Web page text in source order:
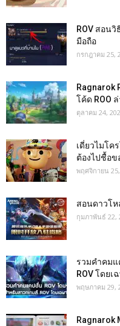
ROV สอน
มือถือ
กรกฎาคม 25,
Ragnarok
โค้ด ROO
ตุลาคม 24,
เดี่ยวไมโค
ต้องไปชื้อ
พฤศจิกายน
สอนดาวโห
กุมภาพันธ์ 22,
รวมคำคมแ
ROV โดยเ
พฤษภาคม 29,
Ragnarok